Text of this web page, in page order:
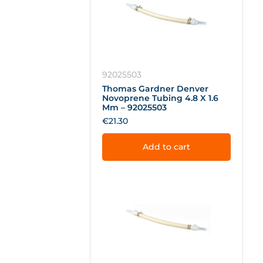
92025503
Thomas Gardner Denver
Novoprene Tubing 4.8 X 1.6
Mm – 92025503
€21.30
Add to cart